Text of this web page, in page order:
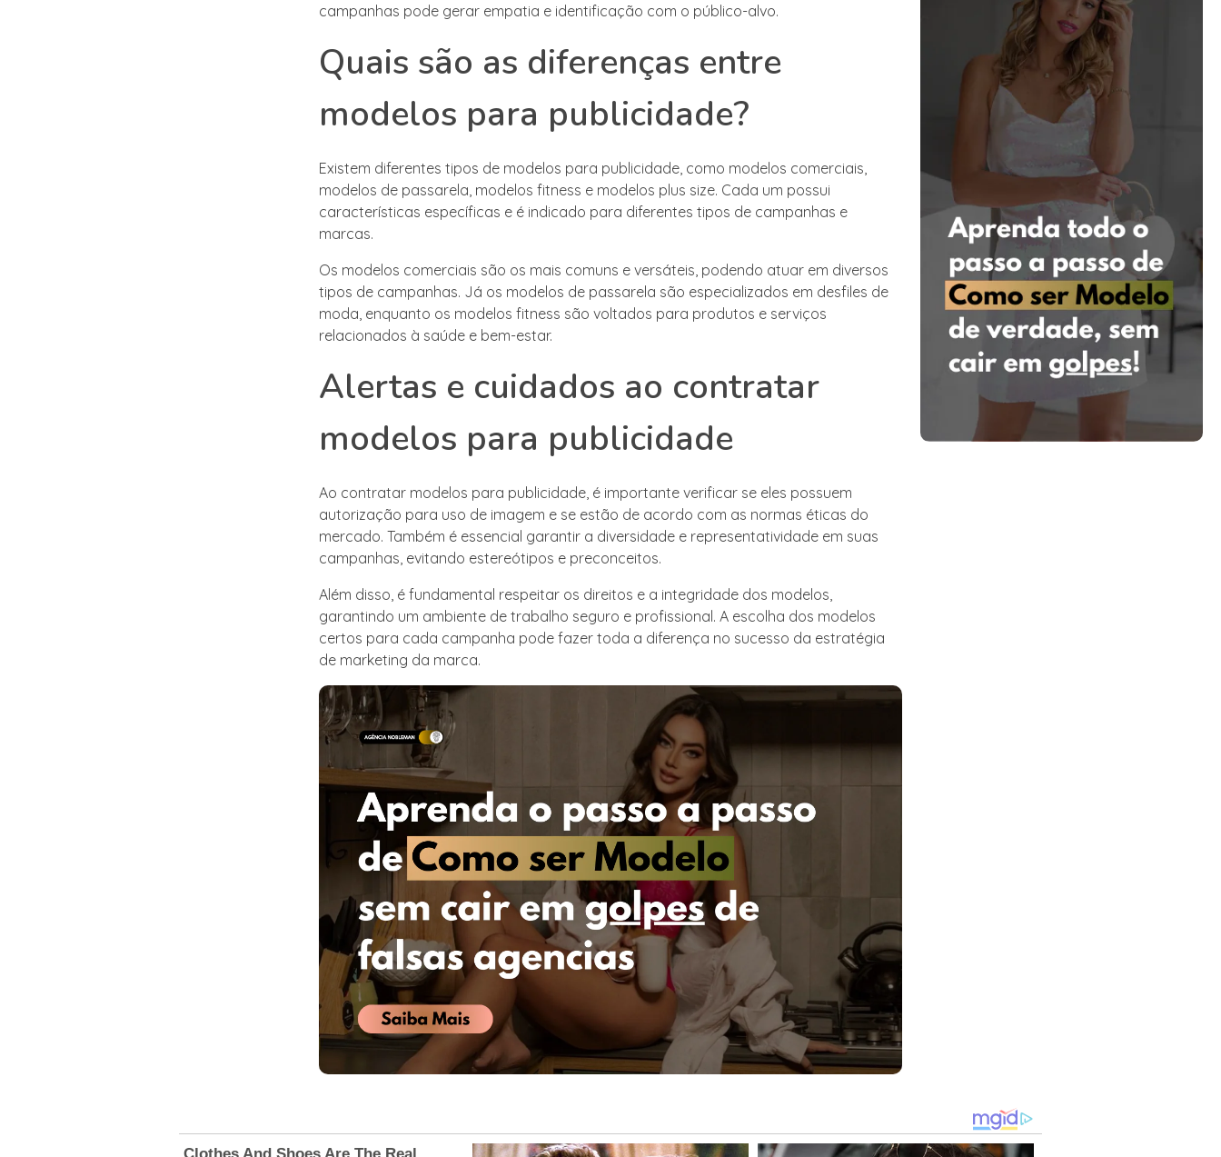
campanhas pode gerar empatia e identificação com o público-alvo.
Quais são as diferenças entre
modelos para publicidade?
Existem diferentes tipos de modelos para publicidade, como modelos comerciais,
modelos de passarela, modelos fitness e modelos plus size. Cada um possui
características específicas e é indicado para diferentes tipos de campanhas e
marcas.
Os modelos comerciais são os mais comuns e versáteis, podendo atuar em diversos
tipos de campanhas. Já os modelos de passarela são especializados em desfiles de
moda, enquanto os modelos fitness são voltados para produtos e serviços
relacionados à saúde e bem-estar.
Alertas e cuidados ao contratar
modelos para publicidade
Ao contratar modelos para publicidade, é importante verificar se eles possuem
autorização para uso de imagem e se estão de acordo com as normas éticas do
mercado. Também é essencial garantir a diversidade e representatividade em suas
campanhas, evitando estereótipos e preconceitos.
Além disso, é fundamental respeitar os direitos e a integridade dos modelos,
garantindo um ambiente de trabalho seguro e profissional. A escolha dos modelos
certos para cada campanha pode fazer toda a diferença no sucesso da estratégia
de marketing da marca.